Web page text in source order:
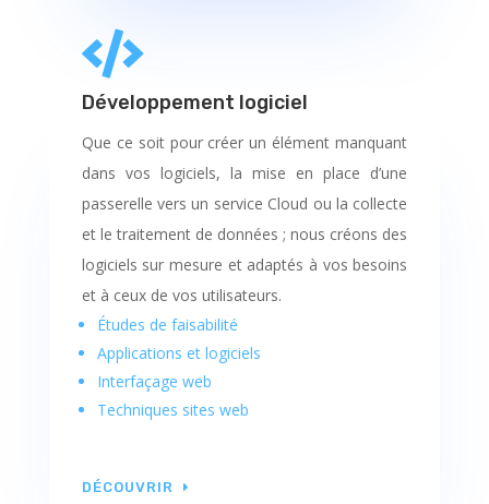

Développement logiciel
Que ce soit pour créer un élément manquant
dans vos logiciels, la mise en place d’une
passerelle vers un service Cloud ou la collecte
et le traitement de données ; nous créons des
logiciels sur mesure et adaptés à vos besoins
et à ceux de vos utilisateurs.
Études de faisabilité
Applications et logiciels
Interfaçage web
Techniques sites web
DÉCOUVRIR